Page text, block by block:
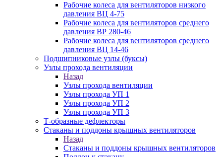
Рабочие колеса для вентиляторов низкого
давления ВЦ 4-75
Рабочие колеса для вентиляторов среднего
давления ВР 280-46
Рабочие колеса для вентиляторов среднего
давления ВЦ 14-46
Подшипниковые узлы (буксы)
Узлы прохода вентиляции
Назад
Узлы прохода вентиляции
Узлы прохода УП 1
Узлы прохода УП 2
Узлы прохода УП 3
Т-образные дефлекторы
Стаканы и поддоны крышных вентиляторов
Назад
Стаканы и поддоны крышных вентиляторов